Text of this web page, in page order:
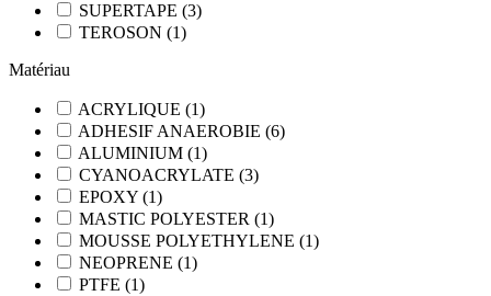
SUPERTAPE (3)
TEROSON (1)
Matériau
ACRYLIQUE (1)
ADHESIF ANAEROBIE (6)
ALUMINIUM (1)
CYANOACRYLATE (3)
EPOXY (1)
MASTIC POLYESTER (1)
MOUSSE POLYETHYLENE (1)
NEOPRENE (1)
PTFE (1)